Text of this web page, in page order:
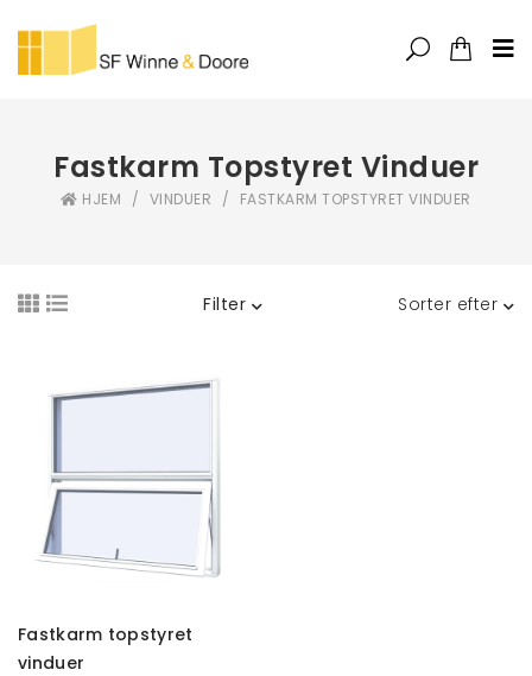
Fastkarm Topstyret Vinduer
HJEM / VINDUER / FASTKARM TOPSTYRET VINDUER
Filter Sorter efter
Fastkarm topstyret
vinduer